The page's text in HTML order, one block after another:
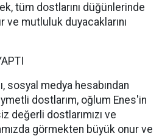
tüm dostlarını düğünlerinde
mutluluk duyacaklarını
sosyal medya hesabından
dostlarım, oğlum Enes'in
değerli dostlarımızı ve
görmekten büyük onur ve